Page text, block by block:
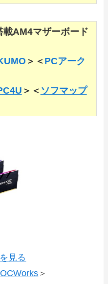
載AM4マザーボード
＞＜ PCアーク
＞＜ ソフマップ
見る
OCWorks ＞